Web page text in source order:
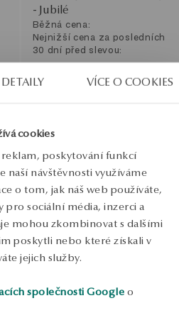
DETAILY VÍCE O COOKIES
cookies
reklam, poskytování funkcí
naší návštěvnosti využíváme
o tom, jak náš web používáte,
pro sociální média, inzerci a
mohou zkombinovat s dalšími
poskytli nebo které získali v
jejich služby.
společnosti Google o
- Jubilé
Běžná cena:
Nejnižší cena za posledních
30 dní před slevou:
SALE
- Daylight
Nejnižší cena za posledních
30 dní před slevou:
Prsten z bílého zlata s
topazy a diamanty -
Daylight